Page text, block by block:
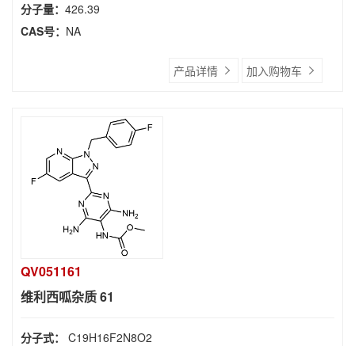
分子量： 426.39
CAS号： NA
产品详情 加入购物车
QV051161
维利西呱杂质 61
分子式： C19H16F2N8O2